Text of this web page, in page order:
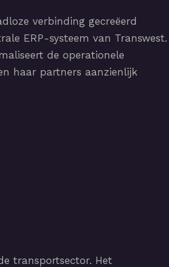
verbinding gecreëerd
ERP-systeem van Transwest.
de operationele
haar partners aanzienlijk
transportsector. Het